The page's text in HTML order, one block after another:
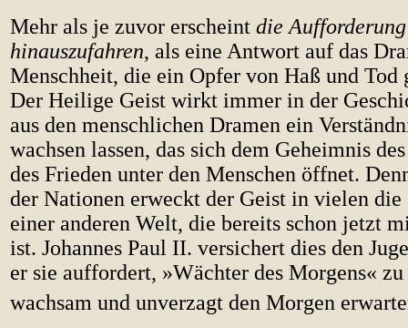
Mehr als je zuvor erscheint die
hinauszufahren, als eine Antwort auf das
Menschheit, die ein Opfer von Haß und Tod
Der Heilige Geist wirkt immer in der
aus den menschlichen Dramen ein
wachsen lassen, das sich dem Geheimnis
des Frieden unter den Menschen öffnet.
der Nationen erweckt der Geist in vielen die
einer anderen Welt, die bereits schon jetzt
ist. Johannes Paul II. versichert dies den
er sie auffordert, »Wächter des Morgens«
wachsam und unverzagt den Morgen